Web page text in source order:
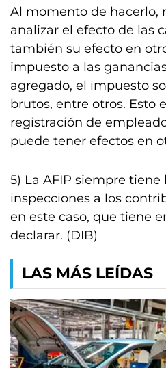
Al momento de hacerlo,
analizar el efecto de las
también su efecto en
impuesto a las
agregado, el impuesto
brutos, entre otros. Esto
registración de
puede tener efectos en
5) La AFIP siempre
inspecciones a los
en este caso, que tiene
declarar. (DIB)
LAS MÁS LEÍDAS